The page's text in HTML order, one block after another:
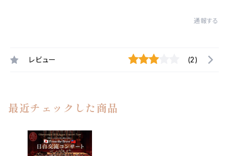
通報する
レビュー (2)
最近チェックした商品